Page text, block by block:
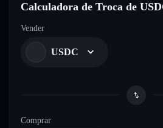
Calculadora de Troca de
Vender
USDC
Comprar